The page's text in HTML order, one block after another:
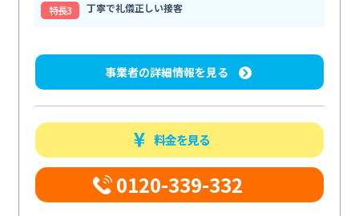
特⻑3
丁寧で礼儀正しい接客
事業者の詳細情報を見る
料金を見る
0120-339-332